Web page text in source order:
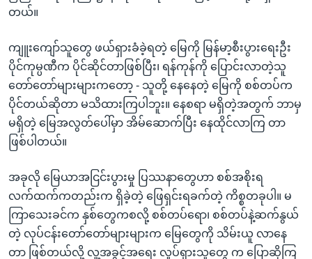
တယ်။
ကျူးကျော်သူတွေ ဖယ်ရှားခံခဲ့ရတဲ့ မြေကို မြန်မာ့စီးပွားရေးဦး
ပိုင်ကုမ္ပဏီက ပိုင်ဆိုင်တာဖြစ်ပြီး၊ ရန်ကုန်ကို ပြောင်းလာတဲ့သူ
တော်တော်များများကတော့ - သူတို့ နေနေတဲ့ မြေကို စစ်တပ်က
ပိုင်တယ်ဆိုတာ မသိထားကြပါဘူး။ နေစရာ မရှိတဲ့အတွက် ဘာမှ
မရှိတဲ့ မြေအလွတ်ပေါ်မှာ အိမ်ဆောက်ပြီး နေထိုင်လာကြ တာ
ဖြစ်ပါတယ်။
အခုလို မြေယာအငြင်းပွားမှု ပြဿနာတွေဟာ စစ်အစိုးရ
လက်ထက်ကတည်းက ရှိခဲ့တဲ့ ဖြေရှင်းရခက်တဲ့ ကိစ္စတခုပါ။ မ
ကြာသေးခင်က နှစ်တွေကစလို့ စစ်တပ်ရော၊ စစ်တပ်နဲ့ဆက်နွယ်
တဲ့ လုပ်ငန်းတော်တော်များများက မြေတွေကို သိမ်းယူ လာနေ
တာ ဖြစ်တယ်လို့ လူ့အခွင့်အရေး လှုပ်ရှားသူတွေ က ပြောဆိုကြ